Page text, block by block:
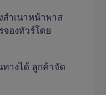
สำเนาหน้าพาส
องทัวร์โดย
ทางได้ ลูกค้าจัด